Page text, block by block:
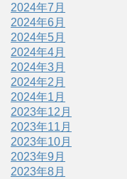
2024年7月
2024年6月
2024年5月
2024年4月
2024年3月
2024年2月
2024年1月
2023年12月
2023年11月
2023年10月
2023年9月
2023年8月